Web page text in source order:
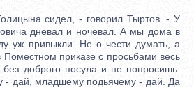
сидел, - говорил Тыртов. - У
дневал и ночевал. А мы дома в
уж привыкли. Не о чести думать, а
Поместном приказе с просьбами весь
доброго посула и не попросишь.
- дай, младшему подьячему - дай. Да